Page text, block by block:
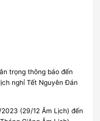
trọng thông báo đến
nghỉ Tết Nguyên Đán
(29/12 Âm Lịch) đến